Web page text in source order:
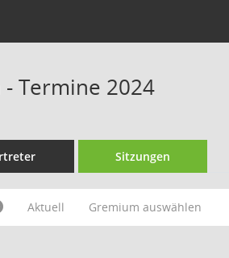
Termine 2024
Sitzungen
Aktuell Gremium auswählen